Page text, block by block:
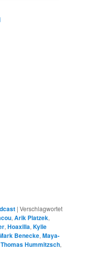
|Verschlagwortet
,Arik Platzek,
,Hoaxilla,Kylie
Benecke,Maya-
Thomas Hummitzsch,